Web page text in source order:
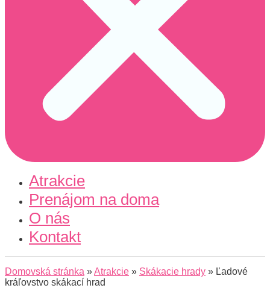
Atrakcie
Prenájom na doma
O nás
Kontakt
Domovská stránka »Atrakcie » Skákacie hrady » Ľadové
kráľovstvo skákací hrad